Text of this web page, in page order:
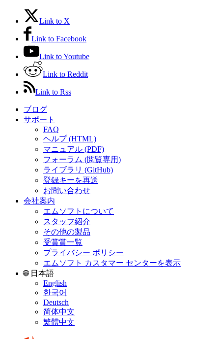
Link to X
Link to Facebook
Link to Youtube
Link to Reddit
Link to Rss
ブログ
サポート
FAQ
ヘルプ (HTML)
マニュアル (PDF)
フォーラム (閲覧専用)
ライブラリ (GitHub)
登録キーを再送
お問い合わせ
会社案内
エムソフトについて
スタッフ紹介
その他の製品
受賞賞一覧
プライバシー ポリシー
エムソフト カスタマー センターを表示
🌐 日本語
English
한국어
Deutsch
简体中文
繁體中文